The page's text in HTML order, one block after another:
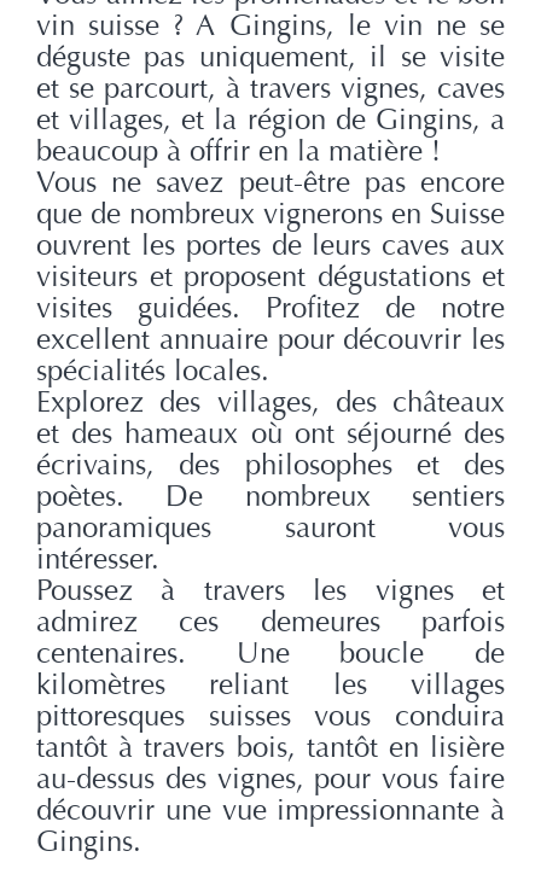
vin suisse ? A Gingins, le vin ne se
déguste pas uniquement, il se visite
et se parcourt, à travers vignes, caves
et villages, et la région de Gingins, a
beaucoup à offrir en la matière !
Vous ne savez peut-être pas encore
que de nombreux vignerons en Suisse
ouvrent les portes de leurs caves aux
visiteurs et proposent dégustations et
visites guidées. Profitez de notre
excellent annuaire pour découvrir les
spécialités locales.
Explorez des villages, des châteaux
et des hameaux où ont séjourné des
écrivains, des philosophes et des
poètes. De nombreux sentiers
panoramiques sauront vous
intéresser.
Poussez à travers les vignes et
admirez ces demeures parfois
centenaires. Une boucle de
kilomètres reliant les villages
pittoresques suisses vous conduira
tantôt à travers bois, tantôt en lisière
au-dessus des vignes, pour vous faire
découvrir une vue impressionnante à
Gingins.